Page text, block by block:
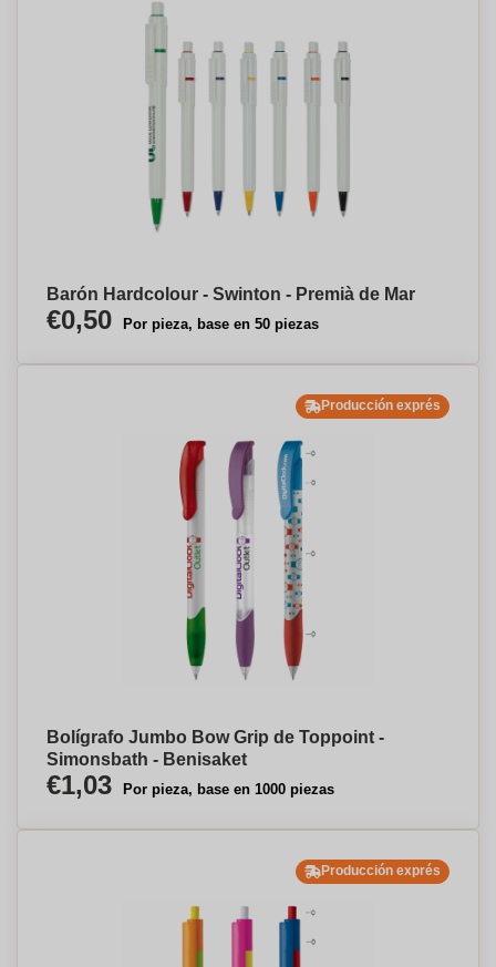
Barón Hardcolour - Swinton - Premià de Mar
€0,50 Por pieza, base en 50 piezas
Producción exprés
Bolígrafo Jumbo Bow Grip de Toppoint -
Simonsbath - Benisaket
€1,03 Por pieza, base en 1000 piezas
Producción exprés